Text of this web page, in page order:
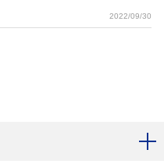
2022/09/30